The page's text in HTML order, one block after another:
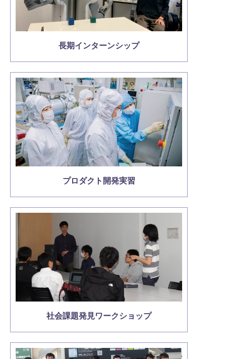
長期インターンシップ
プロダクト開発実習
社会課題発見ワークショップ